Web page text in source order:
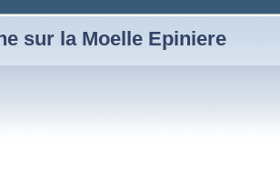
sur la Moelle Epiniere